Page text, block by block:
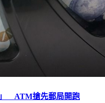
」 ATM搶先郵局開跑